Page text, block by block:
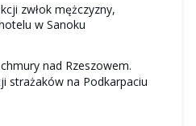
zwłok mężczyzny,
w Sanoku
nad Rzeszowem.
strażaków na Podkarpaciu